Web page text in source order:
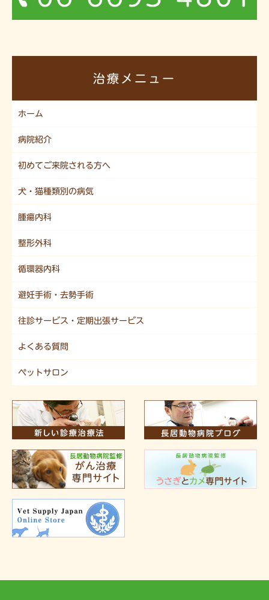
治療メニュー
ホーム
病院紹介
初めてご来院される方へ
犬・猫種類別の病気
腫瘍内科
整形外科
循環器内科
避妊手術・去勢手術
往診サービス・定期出張サービス
よくある質問
ペットサロン